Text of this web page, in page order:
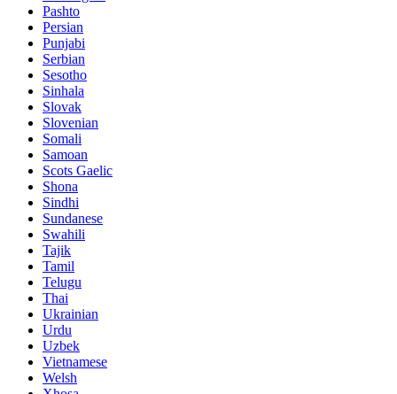
Pashto
Persian
Punjabi
Serbian
Sesotho
Sinhala
Slovak
Slovenian
Somali
Samoan
Scots Gaelic
Shona
Sindhi
Sundanese
Swahili
Tajik
Tamil
Telugu
Thai
Ukrainian
Urdu
Uzbek
Vietnamese
Welsh